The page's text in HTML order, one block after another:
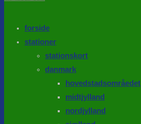
forside
stationer
stationskort
danmark
hovedstadsområedet
midtjylland
nordjylland